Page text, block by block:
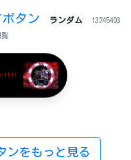
タン ランダム 13245403
覧
!!!!
ンをもっと見る